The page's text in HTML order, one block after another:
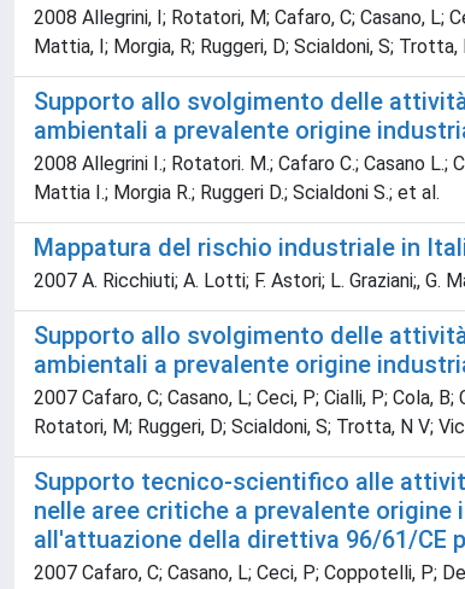
2008 Allegrini, I; Rotatori, M; Cafaro, C; Casano, L;
Mattia, I; Morgia, R; Ruggeri, D; Scialdoni, S; Trotta,
Supporto allo svolgimento delle
ambientali a prevalente origine
2008 Allegrini I.; Rotatori. M.; Cafaro C.; Casano L.;
Mattia I.; Morgia R.; Ruggeri D.; Scialdoni S.; et al.
Mappatura del rischio industriale in
2007 A. Ricchiuti; A. Lotti; F. Astori; L. Graziani;, G.
Supporto allo svolgimento delle
ambientali a prevalente origine
2007 Cafaro, C; Casano, L; Ceci, P; Cialli, P; Cola,
Rotatori, M; Ruggeri, D; Scialdoni, S; Trotta, N V;
Supporto tecnico-scientifico alle
nelle aree critiche a prevalente
all'attuazione della direttiva 96/61/CE
2007 Cafaro, C; Casano, L; Ceci, P; Coppotelli, P;